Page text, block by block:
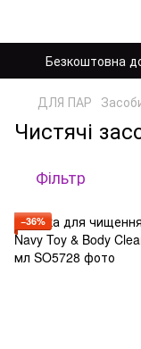
Безкоштовна
ДЛЯ ПАР
Чистячі
Фільтр
−36%